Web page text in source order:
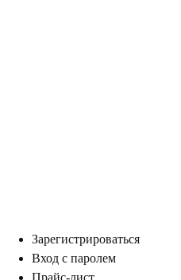
Зарегистрироваться
ход с паролем
Прайс-лист